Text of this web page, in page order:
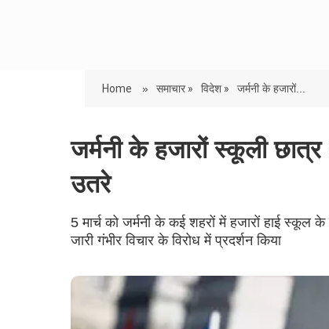
Home » समाचार » विदेश » जर्मनी के हजारों...
जर्मनी के हजारों स्कूली
उतरे
5 मार्च को जर्मनी के कई शहरों में हजारों हाई स्कूल
जारी गंभीर विचार के विरोध में प्रदर्शन किया